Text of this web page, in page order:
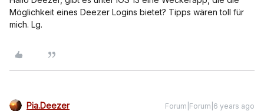
Möglichkeit eines Deezer Logins bietet? Tipps wären toll für
mich. Lg.
Pia.Deezer Forum|Forum|6 years ago